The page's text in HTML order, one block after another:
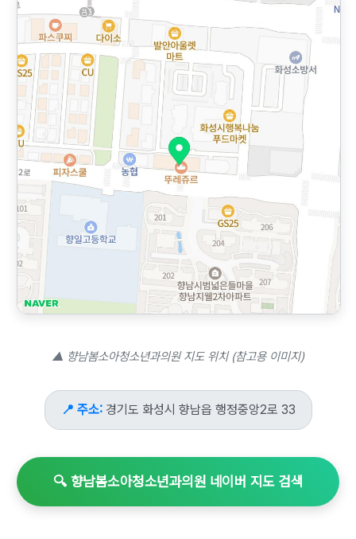
▲ 향남봄소아청소년과의원 지도 위치 (참고용 이미지)
📍 주소:경기도 화성시 향남읍 행정중앙2로 33
🔍 향남봄소아청소년과의원 네이버 지도 검색